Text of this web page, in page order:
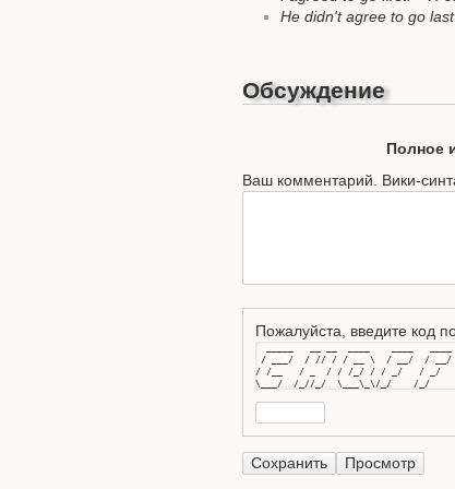
He didn't agree to go
Обсуждение
Полное
Ваш комментарий. Вики-
Пожалуйста, введите код
/ ___/  / // / / __ \  / __/  / __/
/ /__   / _  / / /_/ / / _/   / _/
\___/  /_//_/  \___\_\/_/    /_/